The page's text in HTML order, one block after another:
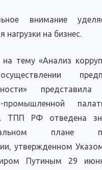
внимание
нагрузки на бизнес.
тему «Анализ
представила
промышленной
ТПП РФ отведена
плане
утвержденном
Путиным 29